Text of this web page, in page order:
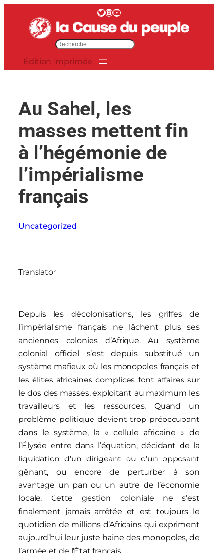
contenu
Twitter InstagramYouTube
c
e
r
Édition Imprimée
Au Sahel, les
masses mettent fin
à l’hégémonie de
l’impérialisme
français
Uncategorized
Translator
Depuis les décolonisations, les griffes de
l’impérialisme français ne lâchent plus ses
anciennes colonies d’Afrique. Au système
colonial officiel s’est depuis substitué un
système mafieux où les monopoles français et
les élites africaines complices font affaires sur
le dos des masses, exploitant au maximum les
travailleurs et les ressources. Quand un
problème politique devient trop préoccupant
dans le système, la « cellule africaine » de
l’Élysée entre dans l’équation, décidant de la
liquidation d’un dirigeant ou d’un opposant
gênant, ou encore de perturber à son
avantage un pan ou un autre de l’économie
locale. Cette gestion coloniale ne s’est
finalement jamais arrêtée et est toujours le
quotidien de millions d’Africains qui expriment
aujourd’hui leur juste haine des monopoles, de
l’armée et de l’État français.